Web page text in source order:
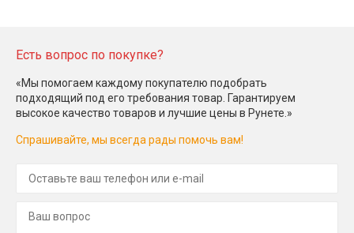
Есть вопрос по покупке?
«Мы помогаем каждому покупателю подобрать
подходящий под его требования товар. Гарантируем
высокое качество товаров и лучшие цены в Рунете.»
Спрашивайте, мы всегда рады помочь вам!